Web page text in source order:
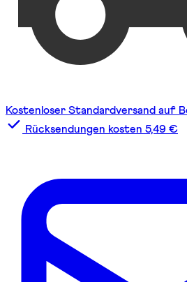
Kostenloser Standardversand auf
Rücksendungen kosten 5,49 €